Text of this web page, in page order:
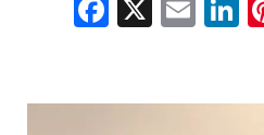
Facebook
X